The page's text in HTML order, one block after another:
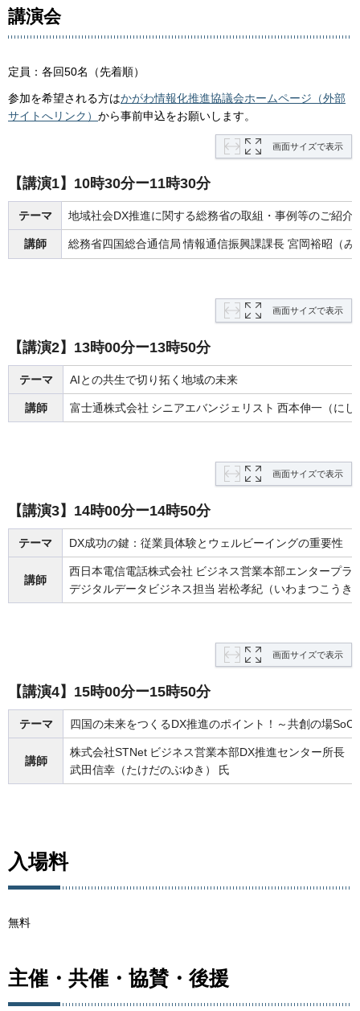
講演会
定員：各回50名（先着順）
参加を希望される方はかがわ情報化推進協議会ホームページ（外部
サイトへリンク） から事前申込をお願いします。
画面サイズで表示
【講演1】10時30分ー11時30分
テーマ 地域社会DX推進に関する総務省の取組・事例等のご紹介
講師 総務省四国総合通信局 情報通信振興課課長 宮岡裕昭（み
画面サイズで表示
【講演2】13時00分ー13時50分
テーマ AIとの共生で切り拓く地域の未来
講師 富士通株式会社 シニアエバンジェリスト 西本伸一（にし
画面サイズで表示
【講演3】14時00分ー14時50分
テーマ DX成功の鍵：従業員体験とウェルビーイングの重要性
講師
西日本電信電話株式会社 ビジネス営業本部エンタープラ
デジタルデータビジネス担当 岩松孝紀（いわまつこうき
画面サイズで表示
【講演4】15時00分ー15時50分
テーマ 四国の未来をつくるDX推進のポイント！～共創の場
講師
株式会社STNet ビジネス営業本部DX推進センター所長
武田信幸（たけだのぶゆき）
氏
入場料
無料
主催・共催・協賛・後援